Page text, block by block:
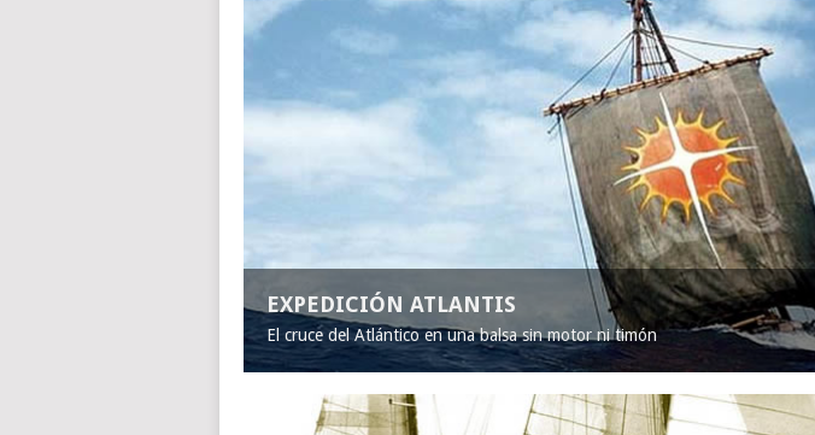
EXPEDICIÓN ATLANTIS
El cruce del Atlántico en una balsa sin motor ni timón